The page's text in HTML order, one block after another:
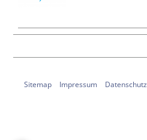
Sitemap Impressum Datenschutz